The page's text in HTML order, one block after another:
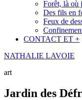
Forêt, là où
Des fils en
Feux de
CONTACT ET +
NATHALIE LAVOIE
art
Jardin des